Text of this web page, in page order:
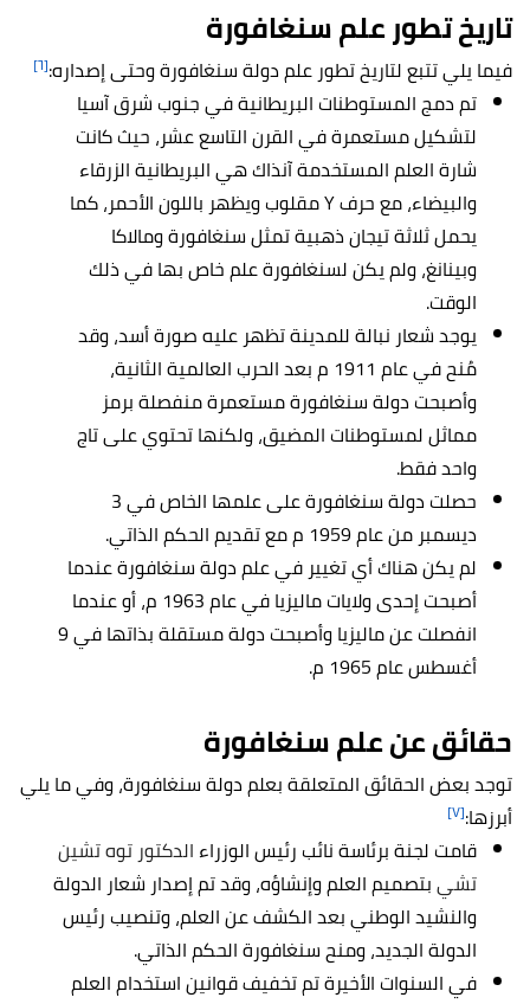
تاريخ تطور علم سنغافورة
فيما يلي تتبع لتاريخ تطور علم دولة سنغافورة وحتى إصداره:[٦]
تم دمج المستوطنات البريطانية في جنوب شرق آسيا
لتشكيل مستعمرة في القرن التاسع عشر، حيث كانت
شارة العلم المستخدمة آنذاك هي البريطانية الزرقاء
والبيضاء، مع حرف Y مقلوب ويظهر باللون الأحمر، كما
يحمل ثلاثة تيجان ذهبية تمثل سنغافورة ومالاكا
وبينانغ، ولم يكن لسنغافورة علم خاص بها في ذلك
الوقت.
يوجد شعار نبالة للمدينة تظهر عليه صورة أسد، وقد
مُنح في عام 1911 م بعد الحرب العالمية الثانية،
وأصبحت دولة سنغافورة مستعمرة منفصلة برمز
مماثل لمستوطنات المضيق، ولكنها تحتوي على تاج
واحد فقط.
حصلت دولة سنغافورة على علمها الخاص في 3
ديسمبر من عام 1959 م مع تقديم الحكم الذاتي.
لم يكن هناك أي تغيير في علم دولة سنغافورة عندما
أصبحت إحدى ولايات ماليزيا في عام 1963 م، أو عندما
انفصلت عن ماليزيا وأصبحت دولة مستقلة بذاتها في 9
أغسطس عام 1965 م.
حقائق عن علم سنغافورة
توجد بعض الحقائق المتعلقة بعلم دولة سنغافورة، وفي ما يلي
أبرزها:[٧]
قامت لجنة برئاسة نائب رئيس الوزراءالدكتور توه تشين
تشيبتصميم العلم وإنشاؤه، وقد تم إصدار شعار الدولة
والنشيد الوطني بعد الكشف عن العلم، وتنصيب رئيس
الدولة الجديد، ومنح سنغافورة الحكم الذاتي.
في السنوات الأخيرة تم تخفيف قوانين استخدام العلم